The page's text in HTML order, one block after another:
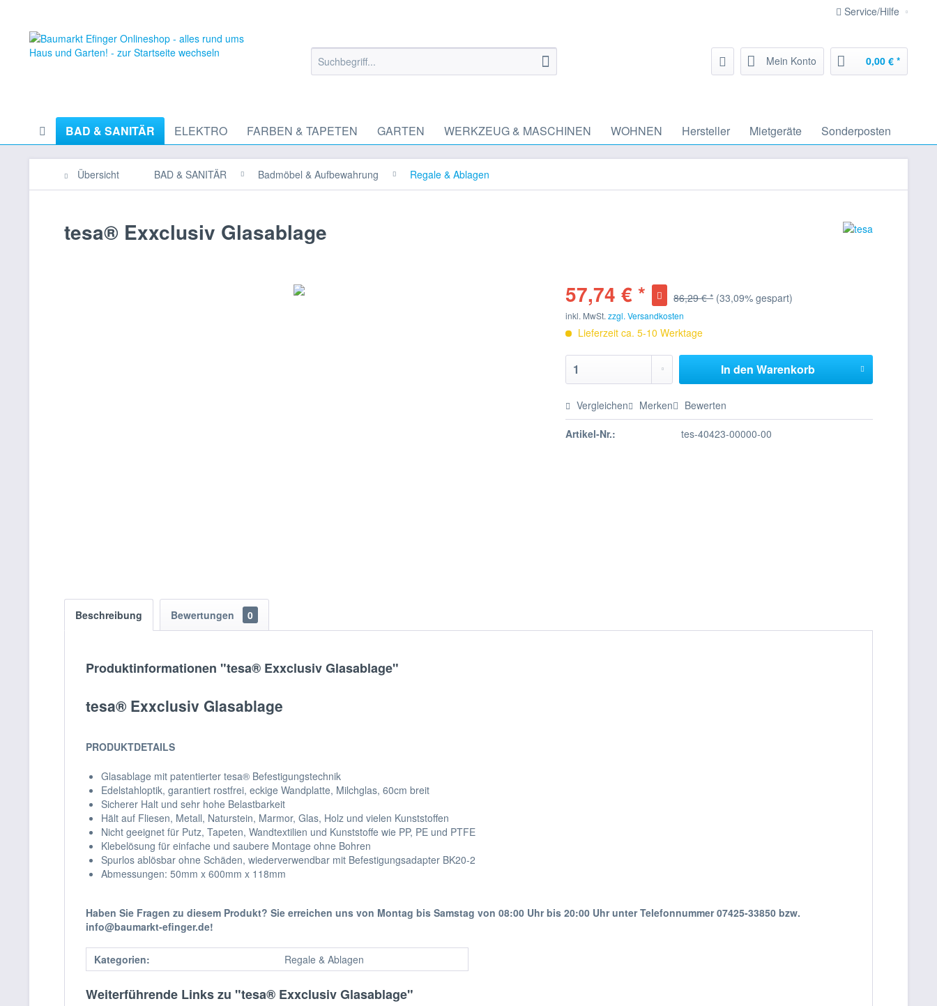
Service/Hilfe
Mein Konto 0,00 € *
BAD & SANITÄR ELEKTRO FARBEN & TAPETEN GARTEN WERKZEUG & MASCHINEN WOHNEN Hersteller Mietgeräte Sonderposten
Übersicht BAD & SANITÄR Badmöbel & Aufbewahrung Regale & Ablagen
tesa® Exxclusiv Glasablage
57,74 € * 86,29 € * (33,09% gespart)
inkl. MwSt.zzgl. Versandkosten
Lieferzeit ca. 5-10 Werktage
In den Warenkorb
Vergleichen Merken Bewerten
Artikel-Nr.: tes-40423-00000-00
Beschreibung Bewertungen 0
Produktinformationen "tesa® Exxclusiv Glasablage"
tesa® Exxclusiv Glasablage
PRODUKTDETAILS
Glasablage mit patentierter tesa® Befestigungstechnik
Edelstahloptik, garantiert rostfrei, eckige Wandplatte, Milchglas, 60cm breit
Sicherer Halt und sehr hohe Belastbarkeit
Hält auf Fliesen, Metall, Naturstein, Marmor, Glas, Holz und vielen Kunststoffen
Nicht geeignet für Putz, Tapeten, Wandtextilien und Kunststoffe wie PP, PE und PTFE
Klebelösung für einfache und saubere Montage ohne Bohren
Spurlos ablösbar ohne Schäden, wiederverwendbar mit Befestigungsadapter BK20-2
Abmessungen: 50mm x 600mm x 118mm
Haben Sie Fragen zu diesem Produkt? Sie erreichen uns von Montag bis Samstag von 08:00 Uhr bis 20:00 Uhr unter Telefonnummer 07425-33850 bzw.
info@baumarkt-efinger.de!
Kategorien: Regale & Ablagen
Weiterführende Links zu "tesa® Exxclusiv Glasablage"